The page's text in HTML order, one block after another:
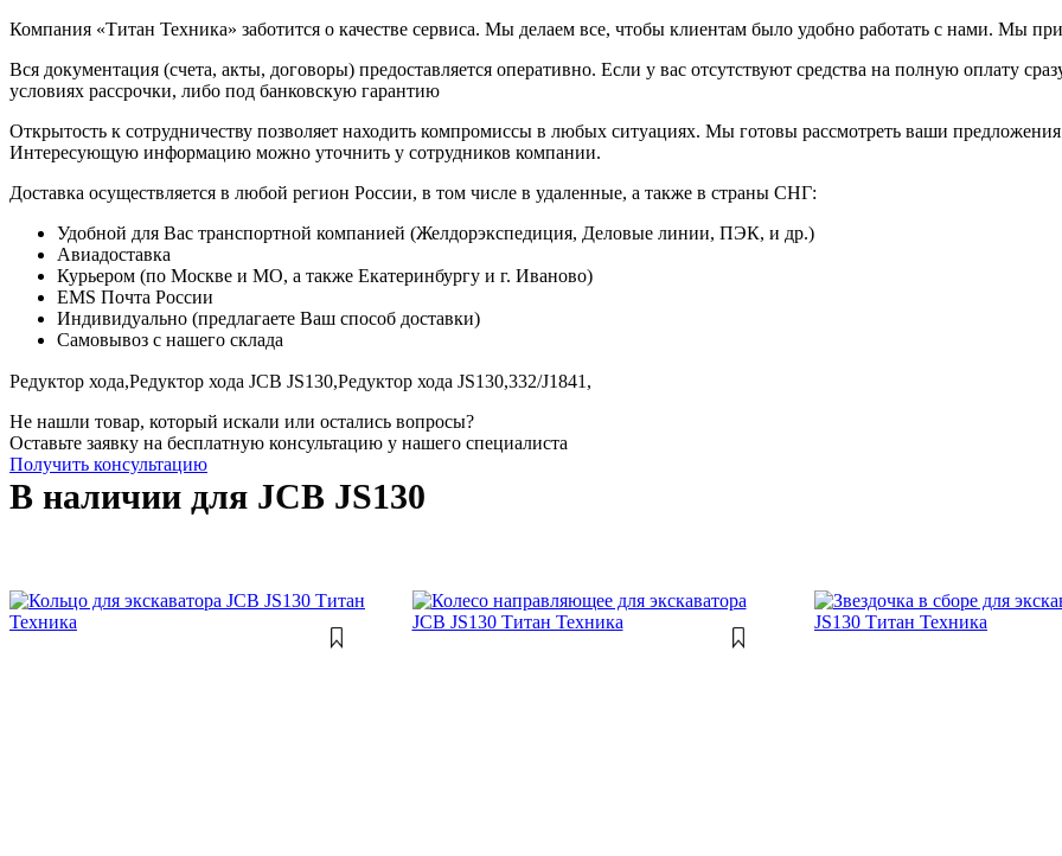
Компания «Титан Техника» заботится о качестве сервиса. Мы делаем все, чтобы клиентам было удобно работать с нами. Мы
Вся документация (счета, акты, договоры) предоставляется оперативно. Если у вас отсутствуют средства на полную оплату
условиях рассрочки, либо под банковскую гарантию
Открытость к сотрудничеству позволяет находить компромиссы в любых ситуациях. Мы готовы рассмотреть ваши
Интересующую информацию можно уточнить у сотрудников компании.
Доставка осуществляется в любой регион России, в том числе в удаленные, а также в страны СНГ:
Удобной для Вас транспортной компанией (Желдорэкспедиция, Деловые линии, ПЭК, и др.)
Авиадоставка
Курьером (по Москве и МО, а также Екатеринбургу и г. Иваново)
EMS Почта России
Индивидуально (предлагаете Ваш способ доставки)
Самовывоз с нашего склада
Редуктор хода,Редуктор хода JCB JS130,Редуктор хода JS130,332/J1841,
Не нашли товар, который искали или остались вопросы?
Оставьте заявку на бесплатную консультацию у нашего специалиста
Получить консультацию
В наличии для JCB JS130